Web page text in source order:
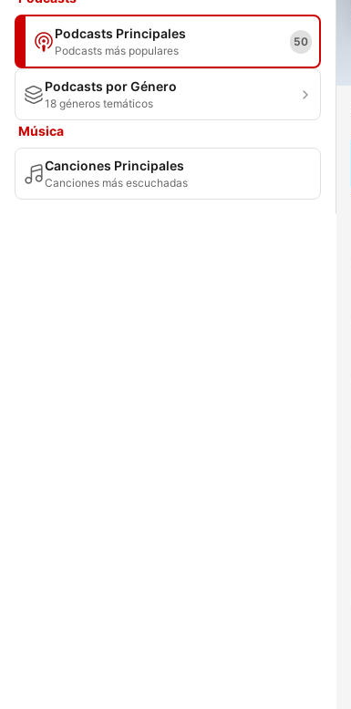
Podcasts Principales
Podcasts más populares
50
Podcasts por Género
18 géneros temáticos
Música
Canciones Principales
Canciones más escuchadas